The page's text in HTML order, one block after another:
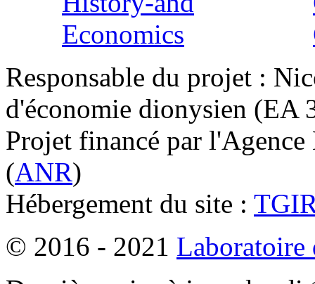
Responsable du projet :
d'économie dionysien
Projet financé par l'Agence
(ANR)
Hébergement du site :
© 2016 - 2021 Laboratoire